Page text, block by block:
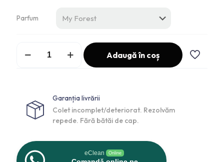
Parfum
Adaugă în coș
Garanția livrării
Colet incomplet/deteriorat. Rezolvăm
repede. Fără bătăi de cap.
eClean Online